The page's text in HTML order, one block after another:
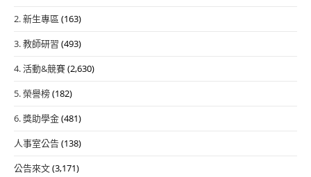
2. 新生專區 (163)
3. 教師研習 (493)
4. 活動&競賽(2,630)
5. 榮譽榜(182)
6. 獎助學金(481)
人事室公告(138)
公告來文(3,171)